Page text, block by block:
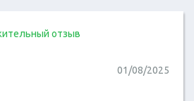
отзыв
01/08/2025